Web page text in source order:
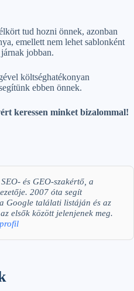
tud hozni önnek, azonban
emellett nem lehet sablonként
jobban.
költséghatékonyan
ebben önnek.
keressen minket bizalommal!
és GEO-szakértő, a
2007 óta segít
Google találati listáján és az
elsők között jelenjenek meg.